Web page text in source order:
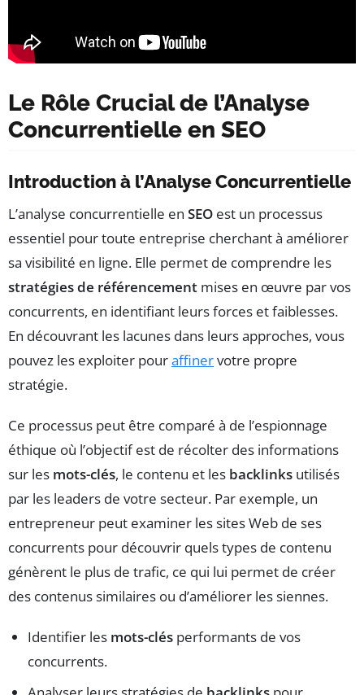
Le Rôle Crucial de l’Analyse
Concurrentielle en SEO
Introduction à l’Analyse Concurrentielle
L’analyse concurrentielle en SEO est un processus
essentiel pour toute entreprise cherchant à améliorer
sa visibilité en ligne. Elle permet de comprendre les
stratégies de référencement mises en œuvre par vos
concurrents, en identifiant leurs forces et faiblesses.
En découvrant les lacunes dans leurs approches, vous
pouvez les exploiter pouraffinervotre propre
stratégie.
Ce processus peut être comparé à de l’espionnage
éthique où l’objectif est de récolter des informations
sur les mots-clés, le contenu et les backlinks utilisés
par les leaders de votre secteur. Par exemple, un
entrepreneur peut examiner les sites Web de ses
concurrents pour découvrir quels types de contenu
génèrent le plus de trafic, ce qui lui permet de créer
des contenus similaires ou d’améliorer les siennes.
Identifier les mots-clés performants de vos
concurrents.